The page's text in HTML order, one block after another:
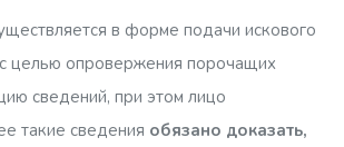
в форме подачи искового
целью опровержения порочащих
сведений, при этом лицо
такие сведения обязано доказать,